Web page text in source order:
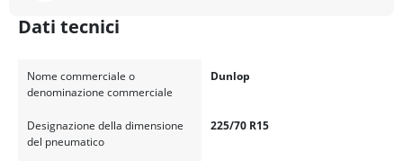
Dati tecnici
Nome commerciale o
denominazione commerciale
Dunlop
Designazione della dimensione
del pneumatico
225/70 R15